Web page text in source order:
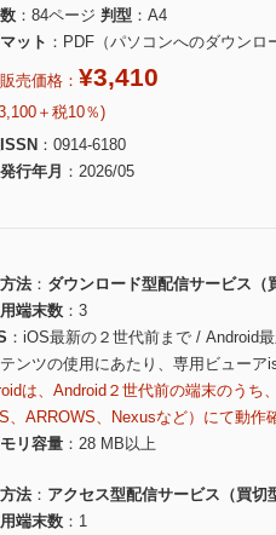
84ページ 判型
A4
ット
PDF（パソコンへのダウンロ
売価格： ¥3,410
＋税10％)
0914-6180
行年月
2026/05
法
ダウンロード型配信サービス（
端末数
3
iOS最新の２世代前まで / Android
ンツの使用にあたり、専用ビューア
は、Android２世代前の端末のうち
、ARROWS、Nexusなど）にて動作
リ容量
28 MB以上
法
アクセス型配信サービス（買切
端末数
1